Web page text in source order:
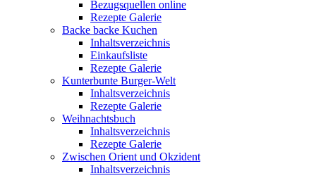
Bezugsquellen online
Rezepte Galerie
Backe backe Kuchen
Inhaltsverzeichnis
Einkaufsliste
Rezepte Galerie
Kunterbunte Burger-Welt
Inhaltsverzeichnis
Rezepte Galerie
Weihnachtsbuch
Inhaltsverzeichnis
Rezepte Galerie
Zwischen Orient und Okzident
Inhaltsverzeichnis